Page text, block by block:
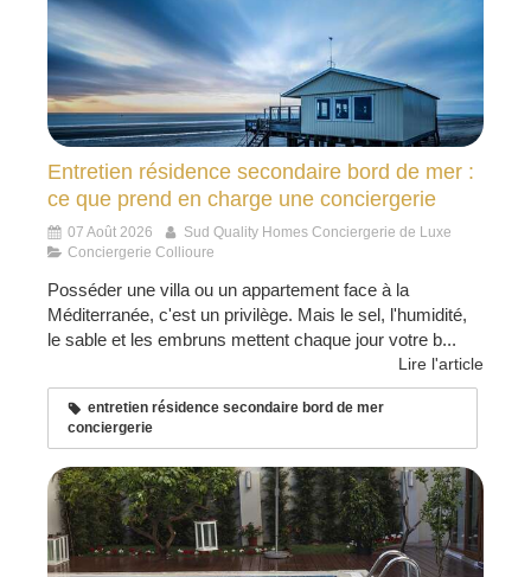
Entretien résidence secondaire bord de mer :
ce que prend en charge une conciergerie
07 Août 2026
Sud Quality Homes Conciergerie de Luxe
Conciergerie Collioure
Posséder une villa ou un appartement face à la
Méditerranée, c'est un privilège. Mais le sel, l'humidité,
le sable et les embruns mettent chaque jour votre b...
Lire l'article
entretien résidence secondaire bord de mer
conciergerie